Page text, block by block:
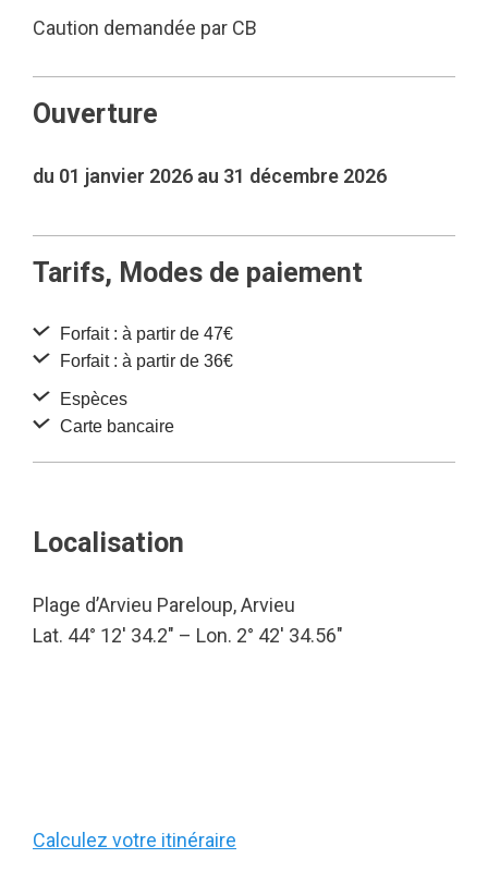
Caution demandée par CB
Ouverture
du 01 janvier 2026 au 31 décembre 2026
Tarifs, Modes de paiement
Forfait : à partir de 47€
Forfait : à partir de 36€
Espèces
Carte bancaire
Localisation
Plage d’Arvieu Pareloup, Arvieu
Lat. 44° 12′ 34.2″ – Lon. 2° 42′ 34.56″
Calculez votre itinéraire